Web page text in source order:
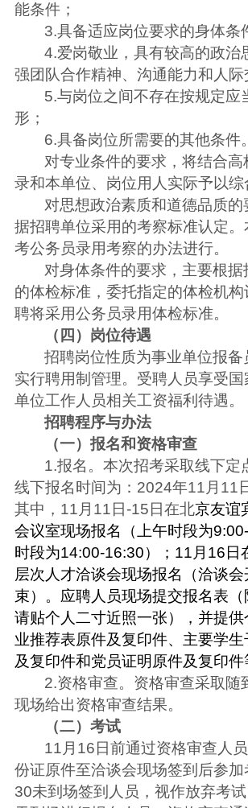
能条件；
3.具备适应岗位要求的身体条
4.爱岗敬业，具有较高的政治
强团队合作精神、沟通能力和人际
5.与岗位之间不存在按规定应
形；
6.具备岗位所需要的其他条件
对专业条件的要求，将结合高
录和本单位、岗位用人实际予以综
对思想政治素质和道德品质的
据招聘单位采用的考察标准认定
考公务员录用考察的办法进行。
对身体条件的要求，主要根据
的体检标准，委托指定的体检机
聘将采用公务员录用体检标准。
（四）岗位待遇
招聘岗位性质为事业单位报备
实行聘用制管理。受聘人员享受
单位工作人员相关工资福利待遇。
招聘程序与办法
（一）报名和资格审查
1.报名。本次招考采取线下定
线下报名时间为：2024年11月11
其中，11月11日-15日在北京友谊
会议室现场报名（上午时段为
时段为14:00-16:30）；11月16日
层次人才洽谈会现场报名（洽谈
束）。应聘人员现场提交报名表
请贴个人二寸近照一张），并提
业推荐表原件及复印件、主要学
及复印件和党员证明原件及复印件
2.资格审查。资格审查采取随
现场给出资格审查结果。
（二）考试
11月16日前通过资格审查人
份证原件至洽谈会现场签到后参
30未到场签到人员，视作放弃考